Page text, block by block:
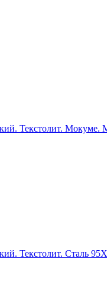
Текстолит.
Текстолит. Сталь